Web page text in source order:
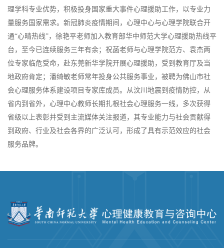
理学科专业优势，积极投身国家重大事件心理援助工作，以专业力
量服务国家需求。新冠肺炎疫情期间，心理中心与心理学院联合开
通“心晴热线”，徐艳平老师加入教育部华中师范大学心理援助热线平
台，至今已连续服务三年有余；祝菡老师与心理学院范方、袁杰两
位专家临危受命，赴东莞新华学院开展心理援助，受到教育厅及当
地政府肯定；潘绮敏老师常年投身公共服务事业，被聘为佛山市社
会心理服务体系建设项目专家库成员。从汶川地震到疫情防控，从
省内到省外，心理中心教师长期扎根社会心理服务一线，多次获得
省级以上表彰并受到主流媒体关注报道，其专业能力与社会贡献得
到政府、行业及社会各界的广泛认可，形成了具有示范效应的社会
服务品牌。